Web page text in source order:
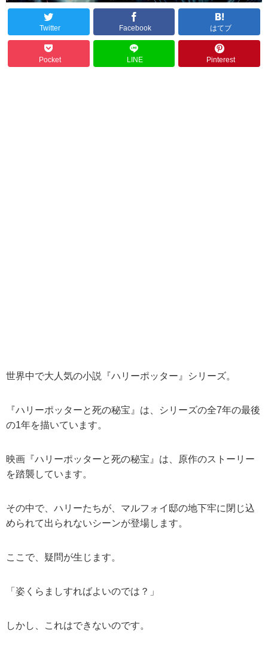
Twitter Facebook はてブ
Pocket LINE Pinterest
世界中で大人気の小説『ハリーポッター』シリーズ。
『ハリーポッターと死の秘宝』は、シリーズの全7年の最後
の1年を描いています。
映画『ハリーポッターと死の秘宝』は、原作のストーリー
を踏襲しています。
その中で、ハリーたちが、マルフォイ邸の地下牢に閉じ込
められて出られないシーンが登場します。
ここで、疑問が生じます。
「姿くらましすればよいのでは？」
しかし、これはできないのです。